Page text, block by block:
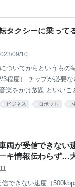
タクシーに乗って
09/10
ついてからというもの
程度） チップが必要な
楽をかけ放題 といいこ
cMifS2tHJv 2023-09-
くところ。
ビジネス ロボット
両が受信できない
キ情報伝わらず…
できない速度（